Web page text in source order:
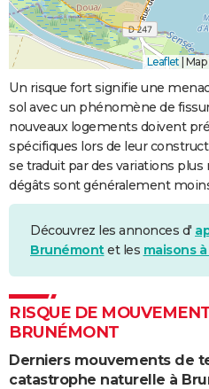
Leaflet |
Un risque fort signifie une
sol avec un phénomène de
nouveaux logements doivent
spécifiques lors de leur
se traduit par des variations plus
dégâts sont généralement
Découvrez les annonces d'
Brunémontet les maisons
RISQUE DE
BRUNÉMONT
Derniers mouvements de
catastrophe naturelle à